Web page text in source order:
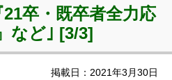
卒・既卒者全力応
など｣ [3/3]
掲載日：2021年3月30日